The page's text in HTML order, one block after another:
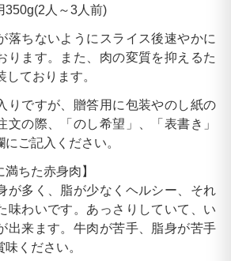
350g(2人～3人前)
落ちないようにスライス後速やかに
ります。また、肉の変質を抑えるた
ております。
りですが、贈答用に包装やのし紙の
文の際、「のし希望」、「表書き」
にご記入ください。
満ちた赤身肉】
が多く、脂が少なくヘルシー、それ
味わいです。あっさりしていて、い
出来ます。牛肉が苦手、脂身が苦手
ください。